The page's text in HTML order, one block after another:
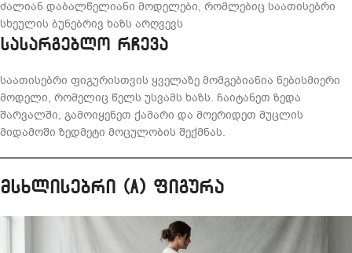
ძალიან დაბალწელიანი მოდელები, რომლებიც საათისებრი
სხეულის ბუნებრივ ხაზს არღვევს
სასარგებლო რჩევა
საათისებრი ფიგურისთვის ყველაზე მომგებიანია ნებისმიერი
მოდელი, რომელიც წელს უსვამს ხაზს. ჩაიტანეთ ზედა
შარვალში, გამოიყენეთ ქამარი და მოერიდეთ მუცლის
მიდამოში ზედმეტი მოცულობის შექმნას.
მსხლისებრი (A) ფიგურა